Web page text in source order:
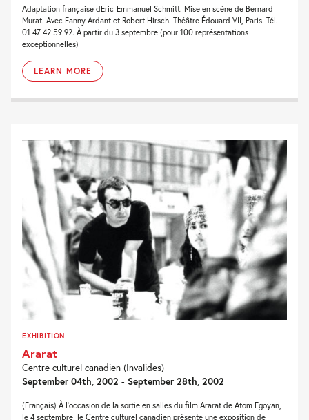
Adaptation française dEric-Emmanuel Schmitt. Mise en scène de Bernard
Murat. Avec Fanny Ardant et Robert Hirsch. Théâtre Édouard VII, Paris. Tél.
01 47 42 59 92. À partir du 3 septembre (pour 100 représentations
exceptionnelles)
LEARN MORE
EXHIBITION
Ararat
Centre culturel canadien (Invalides)
September 04th, 2002 - September 28th, 2002
(Français) À l'occasion de la sortie en salles du film Ararat de Atom Egoyan,
le 4 septembre, le Centre culturel canadien présente une exposition de